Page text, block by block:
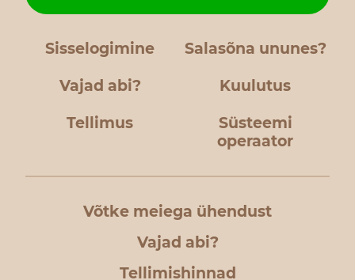
Sisselogimine Salasõna ununes?
Vajad abi? Kuulutus
Tellimus
Süsteemi
operaator
Võtke meiega ühendust
Vajad abi?
Tellimishinnad